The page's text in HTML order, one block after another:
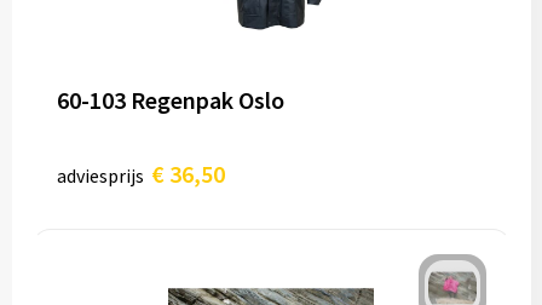
60-103 Regenpak Oslo
adviesprijs € 36,50